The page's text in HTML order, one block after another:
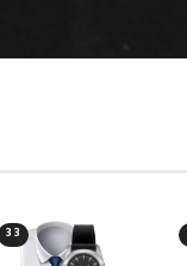
33